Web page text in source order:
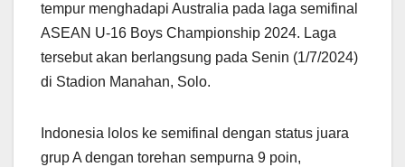
tempur menghadapi Australia pada laga semifinal
ASEAN U-16 Boys Championship 2024. Laga
tersebut akan berlangsung pada Senin (1/7/2024)
di Stadion Manahan, Solo.
Indonesia lolos ke semifinal dengan status juara
grup A dengan torehan sempurna 9 poin,